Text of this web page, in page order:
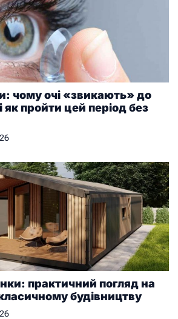
чому очі «звикають» до
як пройти цей період без
практичний погляд на
будівництву